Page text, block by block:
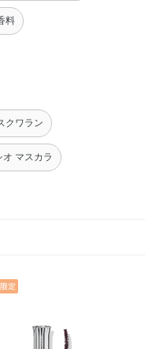
料
クワラン
オ マスカラ